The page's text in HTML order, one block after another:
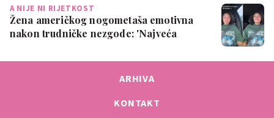
A NIJE NI RIJETKOST
Žena američkog nogometaša emotivna
nakon trudničke nezgode: 'Najveća
ARHIVA
KONTAKT